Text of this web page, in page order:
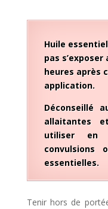
Huile
pas
heures après
application.
Déconseillé
allaitantes
utiliser en
convulsions
essentielles.
Tenir hors de